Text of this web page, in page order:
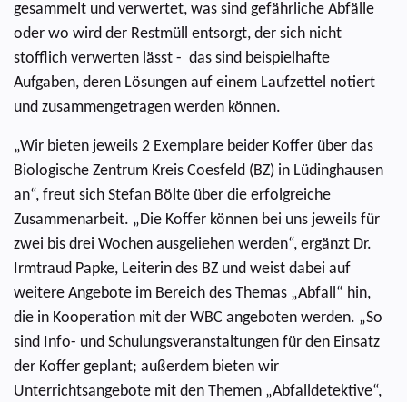
gesammelt und verwertet, was sind gefährliche Abfälle
oder wo wird der Restmüll entsorgt, der sich nicht
stofflich verwerten lässt - das sind beispielhafte
Aufgaben, deren Lösungen auf einem Laufzettel notiert
und zusammengetragen werden können.
„Wir bieten jeweils 2 Exemplare beider Koffer über das
Biologische Zentrum Kreis Coesfeld (BZ) in Lüdinghausen
an“, freut sich Stefan Bölte über die erfolgreiche
Zusammenarbeit. „Die Koffer können bei uns jeweils für
zwei bis drei Wochen ausgeliehen werden“, ergänzt Dr.
Irmtraud Papke, Leiterin des BZ und weist dabei auf
weitere Angebote im Bereich des Themas „Abfall“ hin,
die in Kooperation mit der WBC angeboten werden. „So
sind Info- und Schulungsveranstaltungen für den Einsatz
der Koffer geplant; außerdem bieten wir
Unterrichtsangebote mit den Themen „Abfalldetektive“,